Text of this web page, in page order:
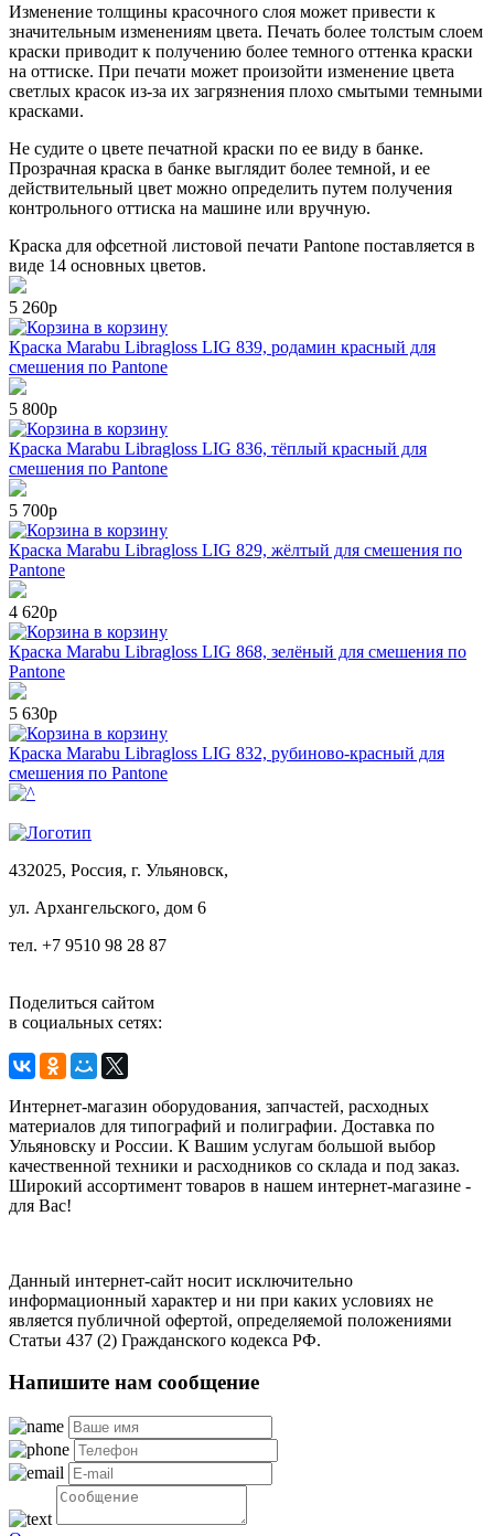
Изменение толщины красочного слоя может привести к
значительным изменениям цвета. Печать более толстым слоем
краски приводит к получению более темного оттенка краски
на оттиске. При печати может произойти изменение цвета
светлых красок из-за их загрязнения плохо смытыми темными
красками.
Не судите о цвете печатной краски по ее виду в банке.
Прозрачная краска в банке выглядит более темной, и ее
действительный цвет можно определить путем получения
контрольного оттиска на машине или вручную.
Краска для офсетной листовой печати Pantone поставляется в
виде 14 основных цветов.
5 260р
в корзину
Краска Маrabu Libragloss LIG 839, родамин красный для
смешения по Pantone
5 800р
в корзину
Краска Маrabu Libragloss LIG 836, тёплый красный для
смешения по Pantone
5 700р
в корзину
Краска Маrabu Libragloss LIG 829, жёлтый для смешения по
Pantone
4 620р
в корзину
Краска Маrabu Libragloss LIG 868, зелёный для смешения по
Pantone
5 630р
в корзину
Краска Маrabu Libragloss LIG 832, рубиново-красный для
смешения по Pantone
432025, Россия, г. Ульяновск,
ул. Архангельского, дом 6
тел. +7 9510 98 28 87
Поделиться сайтом
в социальных сетях:
Интернет-магазин оборудования, запчастей, расходных
материалов для типографий и полиграфии. Доставка по
Ульяновску и России. К Вашим услугам большой выбор
качественной техники и расходников со склада и под заказ.
Широкий ассортимент товаров в нашем интернет-магазине -
для Вас!
Данный интернет-сайт носит исключительно
информационный характер и ни при каких условиях не
является публичной офертой, определяемой положениями
Статьи 437 (2) Гражданского кодекса РФ.
Напишите нам сообщение